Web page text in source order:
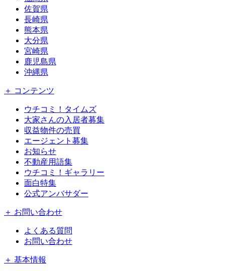
佐賀県
長崎県
熊本県
大分県
宮崎県
鹿児島県
沖縄県
＋ コンテンツ
ウチコミ！タイムズ
大家さんの入居者募集
収益物件の売買
エージェント募集
お知らせ
不動産用語集
ウチコミ！ギャラリー
面白特集
公式アンバサダー
＋ お問い合わせ
よくある質問
お問い合わせ
＋ 基本情報